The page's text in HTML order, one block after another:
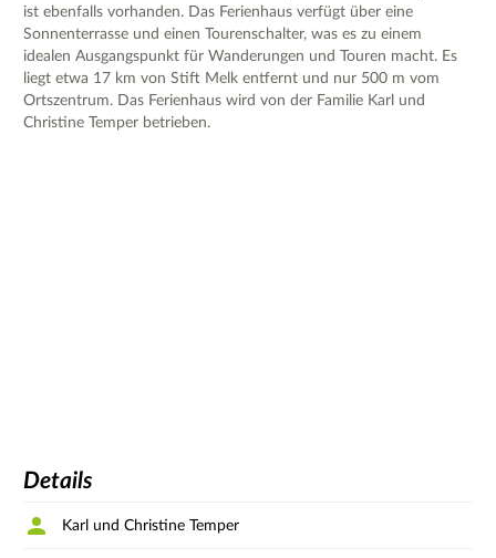
ist ebenfalls vorhanden. Das Ferienhaus verfügt über eine
Sonnenterrasse und einen Tourenschalter, was es zu einem
idealen Ausgangspunkt für Wanderungen und Touren macht. Es
liegt etwa 17 km von Stift Melk entfernt und nur 500 m vom
Ortszentrum. Das Ferienhaus wird von der Familie Karl und
Christine Temper betrieben.
Details
Karl und Christine Temper